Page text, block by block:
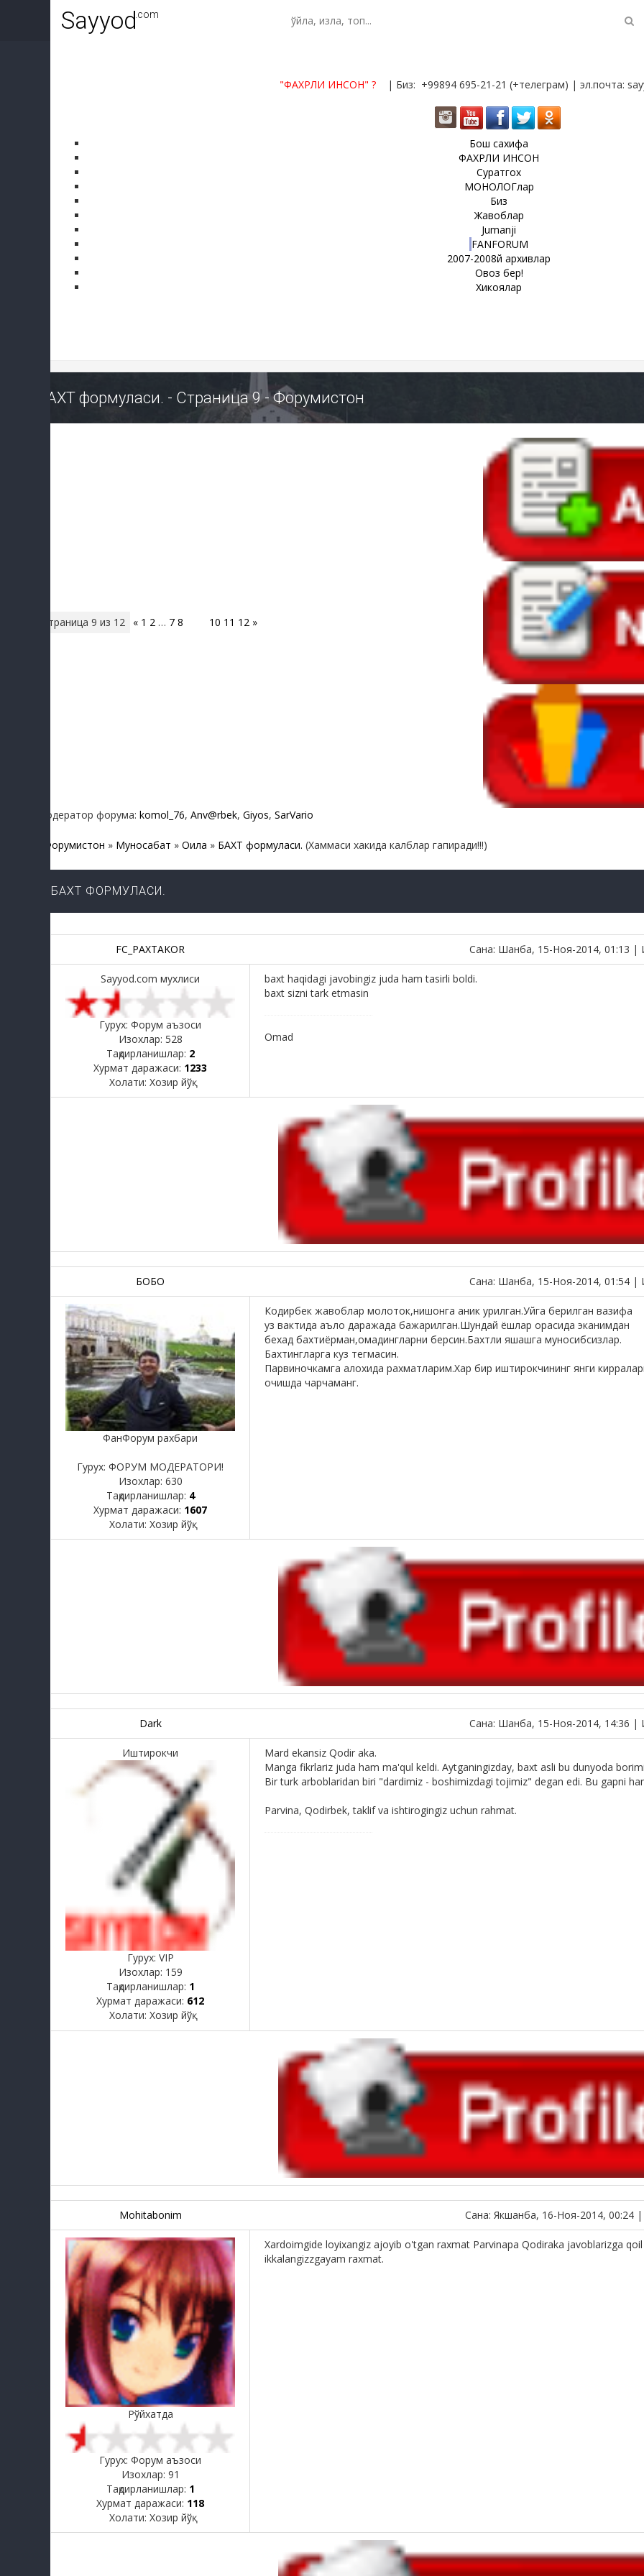
Sayyod.com
"ФАХРЛИ ИНСОН"? | Биз: +99894 695-21-21 (+телеграм) | эл.почта:
Бош сахифа
ФАХРЛИ ИНСОН
Суратгох
МОНОЛОГлар
Биз
Жавоблар
Jumanji
FANFORUM
2007-2008й архивлар
Овоз бер!
Хикоялар
БАХТ формуласи. - Страница 9 - Форумистон
Страница 9 из 12 « 1 2 … 7 8 10 11 12 »
Модератор форума: komol_76, Anv@rbek, Giyos, SarVario
Форумистон » Муносабат » Оила » БАХТ формуласи. (Хаммаси хакида калблар гапиради!!!)
БАХТ ФОРМУЛАСИ.
FC_PAXTAKOR Сана: Шанба, 15-Ноя-2014, 01:13 |
Sayyod.com мухлиси
Гурух: Форум аъзоси
Изохлар: 528
Тақдирланишлар: 2
Хурмат даражаси: 1233
Холати: Хозир йўқ
baxt haqidagi javobingiz juda ham tasirli boldi.
baxt sizni tark etmasin
Omad
БОБО Сана: Шанба, 15-Ноя-2014, 01:54 |
ФанФорум рахбари
Гурух: ФОРУМ МОДЕРАТОРИ!
Изохлар: 630
Тақдирланишлар: 4
Хурмат даражаси: 1607
Холати: Хозир йўқ
Кодирбек жавоблар молоток,нишонга аник урилган.Уйга берилган вазифа
уз вактида аъло даражада бажарилган.Шундай ёшлар орасида эканимдан
бехад бахтиёрман,омадингларни берсин.Бахтли яшашга муносибсизлар.
Бахтингларга куз тегмасин.
Парвиночкамга алохида рахматларим.Хар бир иштирокчининг янги
очишда чарчаманг.
Dark Сана: Шанба, 15-Ноя-2014, 14:36 |
Иштирокчи
Гурух: VIP
Изохлар: 159
Тақдирланишлар: 1
Хурмат даражаси: 612
Холати: Хозир йўқ
Mard ekansiz Qodir aka.
Manga fikrlariz juda ham ma'qul keldi. Aytganingizday, baxt asli bu dunyoda
Bir turk arboblaridan biri "dardimiz - boshimizdagi tojimiz" degan edi. Bu gapni
Parvina, Qodirbek, taklif va ishtirogingiz uchun rahmat.
Mohitabonim Сана: Якшанба, 16-Ноя-2014, 00:24
Рўйхатда
Гурух: Форум аъзоси
Изохлар: 91
Тақдирланишлар: 1
Хурмат даражаси: 118
Холати: Хозир йўқ
Xardoimgide loyixangiz ajoyib o'tgan raxmat Parvinapa Qodiraka javoblarizga
ikkalangizzgayam raxmat.